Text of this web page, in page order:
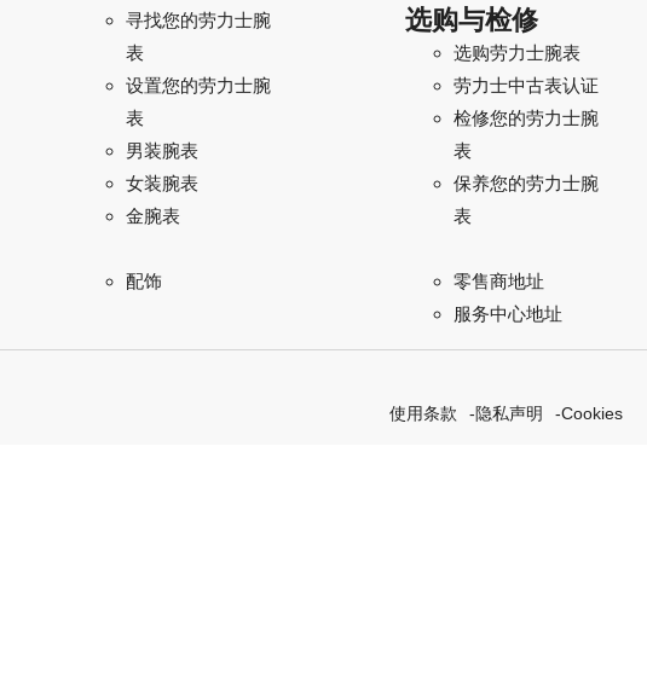
寻找您的劳力士腕
表
设置您的劳力士腕
表
男装腕表
女装腕表
金腕表
配饰
选购与检修
选购劳力士腕表
劳力士中古表认证
检修您的劳力士腕
表
保养您的劳力士腕
表
零售商地址
服务中心地址
使用条款 隐私声明 Cookies